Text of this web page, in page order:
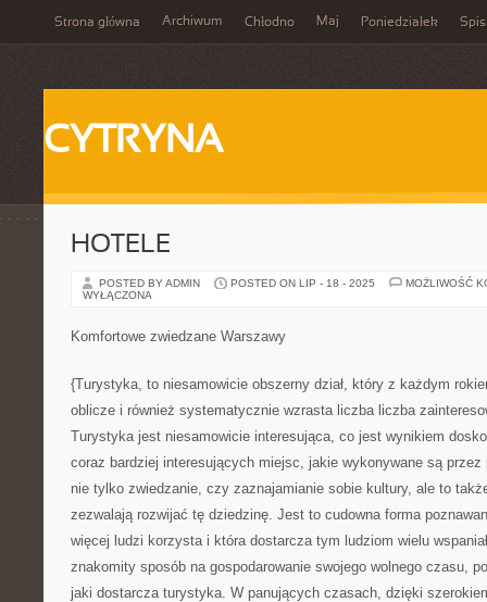
Strona główna Archiwum Chłodno Maj Poniedziałek Spis
CYTRYNA
HOTELE
POSTED BY ADMIN POSTED ON LIP - 18 - 2025
MOŻLIWOŚĆ
WYŁĄCZONA
Komfortowe zwiedzane Warszawy
{Turystyka, to niesamowicie obszerny dział, który z każdym
oblicze i również systematycznie wzrasta liczba liczba
Turystyka jest niesamowicie interesująca, co jest wynikiem
coraz bardziej interesujących miejsc, jakie wykonywane są
nie tylko zwiedzanie, czy zaznajamianie sobie kultury, ale to
zezwalają rozwijać tę dziedzinę. Jest to cudowna forma
więcej ludzi korzysta i która dostarcza tym ludziom wielu
znakomity sposób na gospodarowanie swojego wolnego czasu,
jaki dostarcza turystyka. W panujących czasach, dzięki